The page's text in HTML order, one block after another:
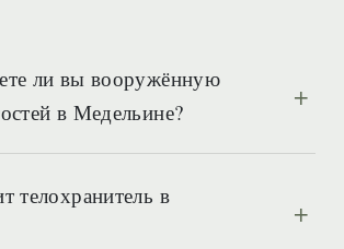
ли вы вооружённую
в Медельине?
телохранитель в